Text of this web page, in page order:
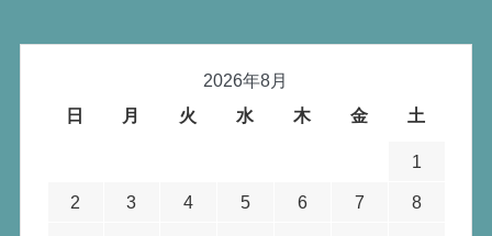
2026年8月
日
月 火 水 木 金 土
1
2 3 4 5 6 7 8